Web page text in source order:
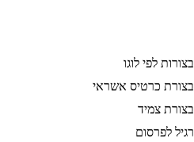
לפי לוגו
כרטיס אשראי
צמיד
לפרסום